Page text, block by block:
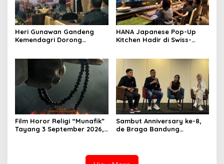
Heri Gunawan Gandeng
Kemendagri Dorong
HANA Japanese Pop-Up
Kitchen Hadir di Swiss-
Pengalaman Omakase
Eksklusif
Film Horor Religi “Munafik”
Tayang 3 September 2026,
Sambut Anniversary ke-8,
de Braga Bandung